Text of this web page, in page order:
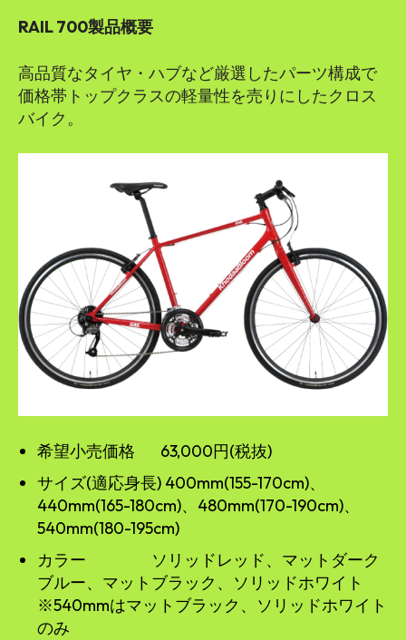
RAIL 700製品概要
高品質なタイヤ・ハブなど厳選したパーツ構成で
価格帯トップクラスの軽量性を売りにしたクロス
バイク。
希望小売価格 63,000円(税抜)
サイズ(適応身長) 400mm(155-170cm)、
440mm(165-180cm)、480mm(170-190cm)、
540mm(180-195cm)
カラー ソリッドレッド、マットダーク
ブルー、マットブラック、ソリッドホワイト
※540mmはマットブラック、ソリッドホワイト
のみ